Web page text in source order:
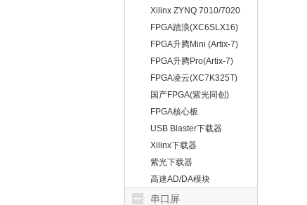
Mini(EP4CE10）
Xilinx ZYNQ 7010/7020
FPGA踏浪(XC6SLX16)
FPGA升腾Mini (Artix-7)
FPGA升腾Pro(Artix-7)
FPGA凌云(XC7K325T)
国产FPGA(紫光同创)
FPGA核心板
USB Blaster下载器
Xilinx下载器
紫光下载器
高速AD/DA模块
串口屏